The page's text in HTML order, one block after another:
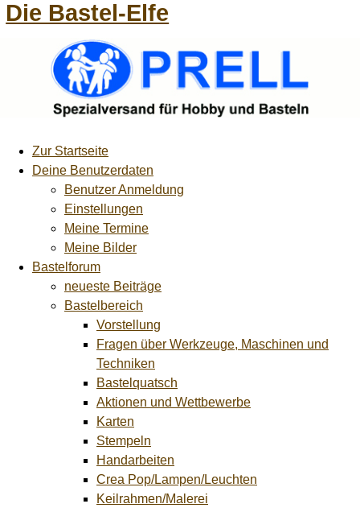
Die Bastel-Elfe
Zur Startseite
Deine Benutzerdaten
Benutzer Anmeldung
Einstellungen
Meine Termine
Meine Bilder
Bastelforum
neueste Beiträge
Bastelbereich
Vorstellung
Fragen über Werkzeuge, Maschinen und
Techniken
Bastelquatsch
Aktionen und Wettbewerbe
Karten
Stempeln
Handarbeiten
Crea Pop/Lampen/Leuchten
Keilrahmen/Malerei